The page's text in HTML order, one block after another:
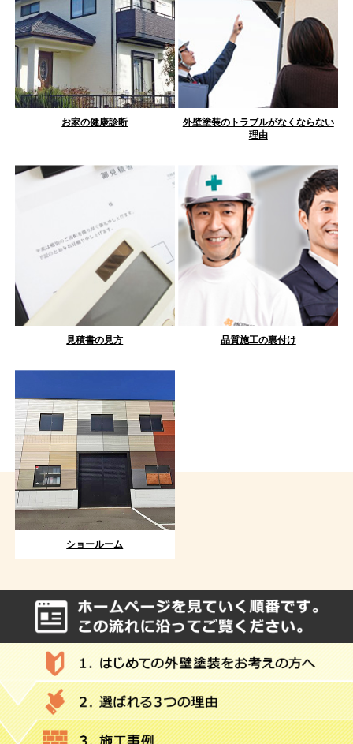
お家の健康診断
外壁塗装のトラブルがなくならない
理由
見積書の見方 品質施工の裏付け
ショールーム